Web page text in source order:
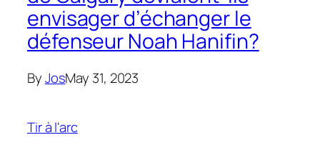
envisager d’échanger le
défenseur Noah Hanifin?
ByJosMay 31, 2023
Tir à l'arc